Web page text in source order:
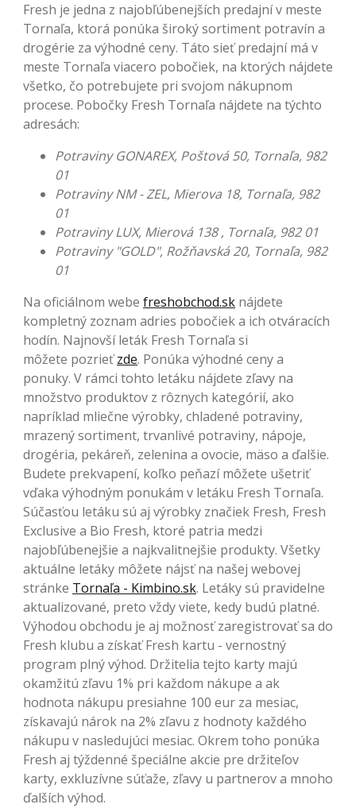
Fresh je jedna z najobľúbenejších predajní v meste
Tornaľa, ktorá ponúka široký sortiment potravín a
drogérie za výhodné ceny. Táto sieť predajní má v
meste Tornaľa viacero pobočiek, na ktorých nájdete
všetko, čo potrebujete pri svojom nákupnom
procese. Pobočky Fresh Tornaľa nájdete na týchto
adresách:
Potraviny GONAREX, Poštová 50, Tornaľa, 982
01
Potraviny NM - ZEL, Mierova 18, Tornaľa, 982
01
Potraviny LUX, Mierová 138 , Tornaľa, 982 01
Potraviny "GOLD", Rožňavská 20, Tornaľa, 982
01
Na oficiálnom webe freshobchod.sk nájdete
kompletný zoznam adries pobočiek a ich otváracích
hodín. Najnovší leták Fresh Tornaľa si
môžete pozrieťzde. Ponúka výhodné ceny a
ponuky. V rámci tohto letáku nájdete zľavy na
množstvo produktov z rôznych kategórií, ako
napríklad mliečne výrobky, chladené potraviny,
mrazený sortiment, trvanlivé potraviny, nápoje,
drogéria, pekáreň, zelenina a ovocie, mäso a ďalšie.
Budete prekvapení, koľko peňazí môžete ušetriť
vďaka výhodným ponukám v letáku Fresh Tornaľa.
Súčasťou letáku sú aj výrobky značiek Fresh, Fresh
Exclusive a Bio Fresh, ktoré patria medzi
najobľúbenejšie a najkvalitnejšie produkty. Všetky
aktuálne letáky môžete nájsť na našej webovej
stránke Tornaľa - Kimbino.sk. Letáky sú pravidelne
aktualizované, preto vždy viete, kedy budú platné.
Výhodou obchodu je aj možnosť zaregistrovať sa do
Fresh klubu a získať Fresh kartu - vernostný
program plný výhod. Držitelia tejto karty majú
okamžitú zľavu 1% pri každom nákupe a ak
hodnota nákupu presiahne 100 eur za mesiac,
získavajú nárok na 2% zľavu z hodnoty každého
nákupu v nasledujúci mesiac. Okrem toho ponúka
Fresh aj týždenné špeciálne akcie pre držiteľov
karty, exkluzívne súťaže, zľavy u partnerov a mnoho
ďalších výhod.